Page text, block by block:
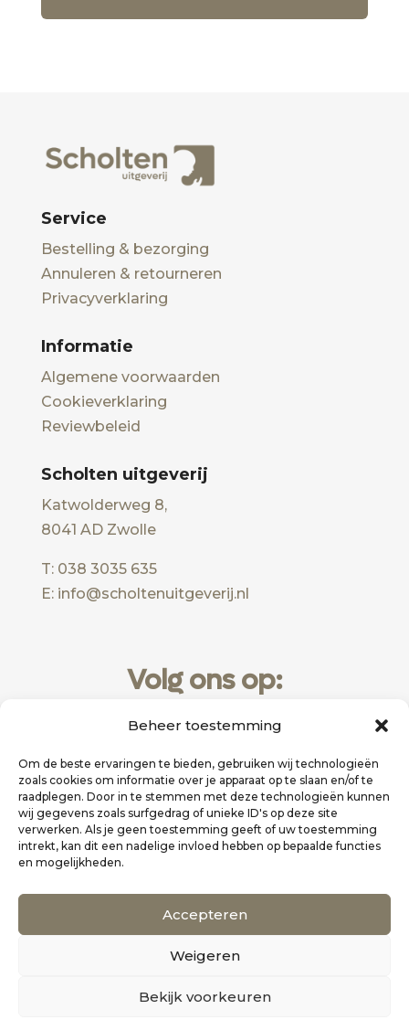
Beheer toestemming
Om de beste ervaringen te bieden, gebruiken wij technologieën
zoals cookies om informatie over je apparaat op te slaan en/of te
raadplegen. Door in te stemmen met deze technologieën kunnen
wij gegevens zoals surfgedrag of unieke ID's op deze site
verwerken. Als je geen toestemming geeft of uw toestemming
intrekt, kan dit een nadelige invloed hebben op bepaalde functies
en mogelijkheden.
Accepteren
Weigeren
Bekijk voorkeuren
Service
Bestelling & bezorging
Annuleren & retourneren
Privacyverklaring
Informatie
Algemene voorwaarden
Cookieverklaring
Reviewbeleid
Scholten uitgeverij
Katwolderweg 8,
8041 AD Zwolle
T: 038 3035 635
E: info@scholtenuitgeverij.nl
Volg ons op:
Website realisatie doorZakelijk Bereikbaar
Alle rechten voorbehouden